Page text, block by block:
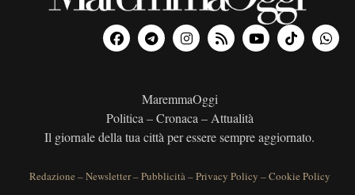
MaremmaOggi
Politica – Cronaca – Attualità
Il giornale della tua città per essere sempre aggiornato.
Redazione –Newsletter–Pubblicità–Privacy Policy –Cookie Policy